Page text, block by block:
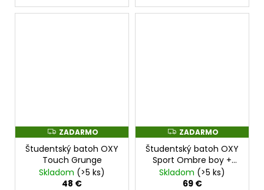
Z
A
D
R
M
ZADARMO
Študentský batoh OXY
Touch Grunge
Skladom (>5 ks)
48 €
Z
A
D
A
R
M
ZADARMO
Študentský batoh OXY
Sport Ombre boy +
Etue zdarma
Skladom (>5 ks)
69 €